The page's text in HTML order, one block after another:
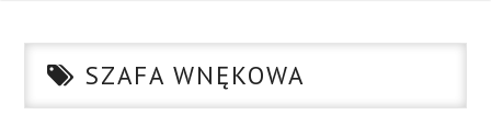
ŁAZIENKASZAFA WNĘKOWA